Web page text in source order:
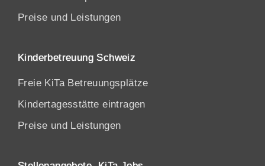
Preise und Leistungen
Kinderbetreuung Schweiz
Freie KiTa Betreuungsplätze
Kindertagesstätte eintragen
Preise und Leistungen